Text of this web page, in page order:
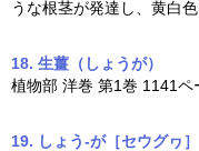
うな根茎が発達し、黄白
18. 生薑 （しょうが）
植物部 洋巻 第1巻 1141ペ
19. しょう‐が［セウグヮ］